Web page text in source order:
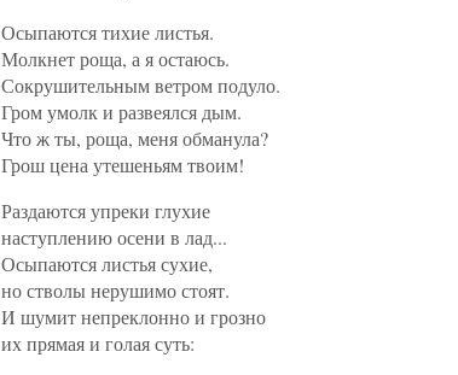
Осыпаются тихие листья.
Молкнет роща, а я остаюсь.
Сокрушительным ветром подуло.
Гром умолк и развеялся дым.
Что ж ты, роща, меня обманула?
Грош цена утешеньям твоим!
Раздаются упреки глухие
наступлению осени в лад...
Осыпаются листья сухие,
но стволы нерушимо стоят.
И шумит непреклонно и грозно
их прямая и голая суть: